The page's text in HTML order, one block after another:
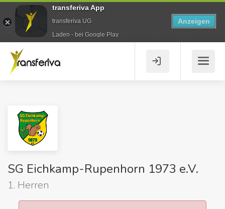
SG Eichkamp-Rupenhorn 1973 e.V.
1. Herren
transferiva App
transferiva UG
Laden - bei Google Play
Anzeigen